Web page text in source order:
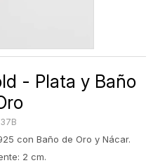
- Plata y Baño
con Baño de Oro y Nácar.
2 cm.